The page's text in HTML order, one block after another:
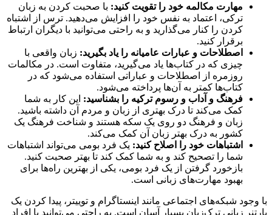
مهارت مکالمه خود را تقویت کنید: با صحبت کردن به زبان
ترکی، اعتماد به نفس خود را افزایش می‌دهید. ترس از اشتباه
کردن را کنار می‌گذارید و به راحتی می‌توانید با دیگران ارتباط
برقرار کنید.
اصطلاحات و عبارات عامیانه را یاد بگیرید: زبان واقعی با
چیزی که در کتاب‌ها یاد می‌گیرید، متفاوت است. در مکالمات
روزمره از اصطلاحات و عباراتی استفاده می‌شود که در
کتاب‌ها کمتر به آن‌ها پرداخته می‌شود.
فرهنگ و آداب و رسوم ترکیه را بشناسید: این کار به شما
کمک می‌کند تا درک بهتری از زبان و مردم آن داشته باشید.
زبان و فرهنگ دو روی یک سکه هستند و شناخت فرهنگ یک
کشور به درک بهتر زبان آن کمک می‌کند.
اشتباهات خود را اصلاح کنید: یک فرد بومی می‌تواند اشتباهات
شما را تصحیح کند و به شما کمک کند تا بهتر صحبت کنید.
بازخورد گرفتن از یک فرد بومی، یکی از بهترین راه‌ها برای
بهبود مهارت‌های زبانی است.
با وجود شبکه‌های اجتماعی مانند اینستاگرام و توییتر، پیدا کردن یک
پارتنر زبانی ترک‌زبان بسیار آسان است. به راحتی می‌توانید با افراد